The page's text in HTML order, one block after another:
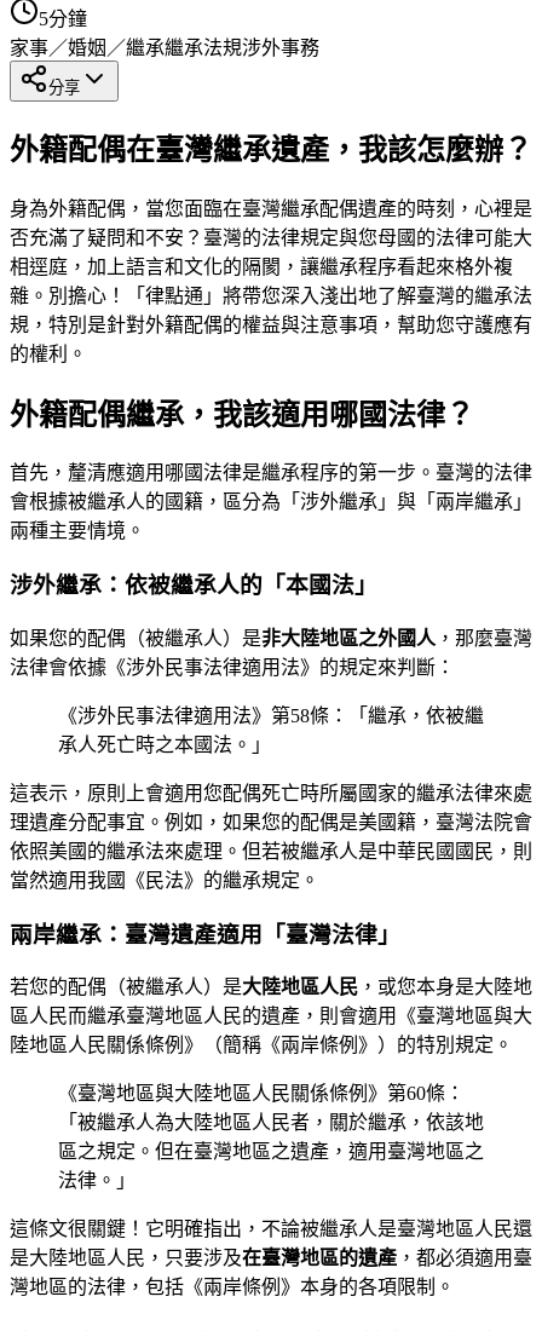
5分鐘
家事／婚姻／繼承繼承法規涉外事務
分享
外籍配偶在臺灣繼承遺產，我該怎麼辦？
身為外籍配偶，當您面臨在臺灣繼承配偶遺產的時刻，心裡是
否充滿了疑問和不安？臺灣的法律規定與您母國的法律可能大
相逕庭，加上語言和文化的隔閡，讓繼承程序看起來格外複
雜。別擔心！「律點通」將帶您深入淺出地了解臺灣的繼承法
規，特別是針對外籍配偶的權益與注意事項，幫助您守護應有
的權利。
外籍配偶繼承，我該適用哪國法律？
首先，釐清應適用哪國法律是繼承程序的第一步。臺灣的法律
會根據被繼承人的國籍，區分為「涉外繼承」與「兩岸繼承」
兩種主要情境。
涉外繼承：依被繼承人的「本國法」
如果您的配偶（被繼承人）是非大陸地區之外國人 ，那麼臺灣
法律會依據《涉外民事法律適用法》的規定來判斷：
《涉外民事法律適用法》第58條：「繼承，依被繼
承人死亡時之本國法。」
這表示，原則上會適用您配偶死亡時所屬國家的繼承法律來處
理遺產分配事宜。例如，如果您的配偶是美國籍，臺灣法院會
依照美國的繼承法來處理。但若被繼承人是中華民國國民，則
當然適用我國《民法》的繼承規定。
兩岸繼承：臺灣遺產適用「臺灣法律」
若您的配偶（被繼承人）是大陸地區人民 ，或您本身是大陸地
區人民而繼承臺灣地區人民的遺產，則會適用《臺灣地區與大
陸地區人民關係條例》（簡稱《兩岸條例》）的特別規定。
《臺灣地區與大陸地區人民關係條例》第60條：
「被繼承人為大陸地區人民者，關於繼承，依該地
區之規定。但在臺灣地區之遺產，適用臺灣地區之
法律。」
這條文很關鍵！它明確指出，不論被繼承人是臺灣地區人民還
是大陸地區人民，只要涉及在臺灣地區的遺產 ，都必須適用臺
灣地區的法律，包括《兩岸條例》本身的各項限制。